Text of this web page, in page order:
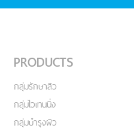
PRODUCTS
กลุ่มรักษาสิว
กลุ่มไวเทนนิ่ง
กลุ่มบำรุงผิว